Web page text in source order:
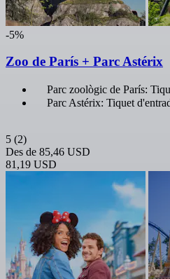
-5%
Zoo de París + Parc Astérix
Parc zoològic de París:
Parc Astérix: Tiquet
5 (2)
Des de 85,46 USD
81,19 USD